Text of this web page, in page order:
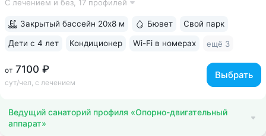
«Бесстыжие ванны», бювета источника № 24. Прямой выход
С лечением и без, 17 профилей
от 7100 ₽
сут/чел, с лечением
Выбрать
Закрытый бассейн 20х8 м Бювет Свой парк
Дети с 4 лет Кондиционер Wi-Fi в номерах ещё 3
Ведущий санаторий профиля «Опорно-двигательный
аппарат»